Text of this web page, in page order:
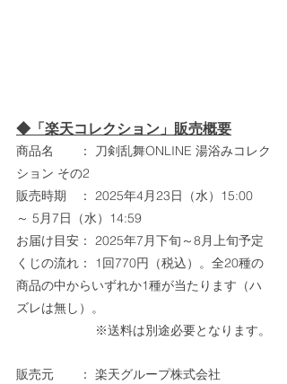
◆「楽天コレクション」販売概要
商品名　　： 刀剣乱舞ONLINE 湯浴みコレク
ション その2
販売時期　： 2025年4月23日（水）15:00
～ 5月7日（水）14:59
お届け目安： 2025年7月下旬～8月上旬予定
くじの流れ： 1回770円（税込）。全20種の
商品の中からいずれか1種が当たります（ハ
ズレは無し）。
※送料は別途必要となります。
販売元　　： 楽天グループ株式会社